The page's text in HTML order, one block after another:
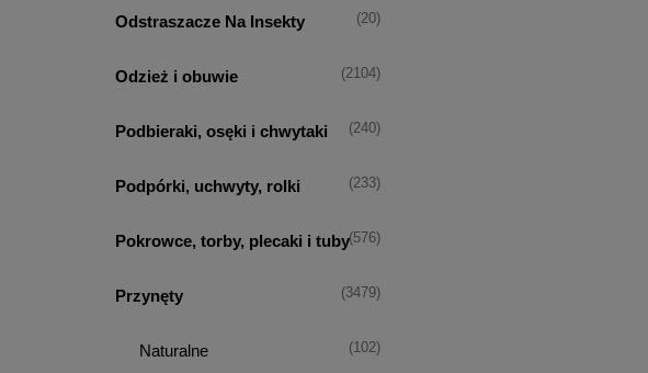
Odstraszacze Na Insekty (20)
Odzież i obuwie (2104)
Podbieraki, osęki i chwytaki (240)
Podpórki, uchwyty, rolki (233)
Pokrowce, torby, plecaki i tuby(576)
Przynęty (3479)
Naturalne (102)